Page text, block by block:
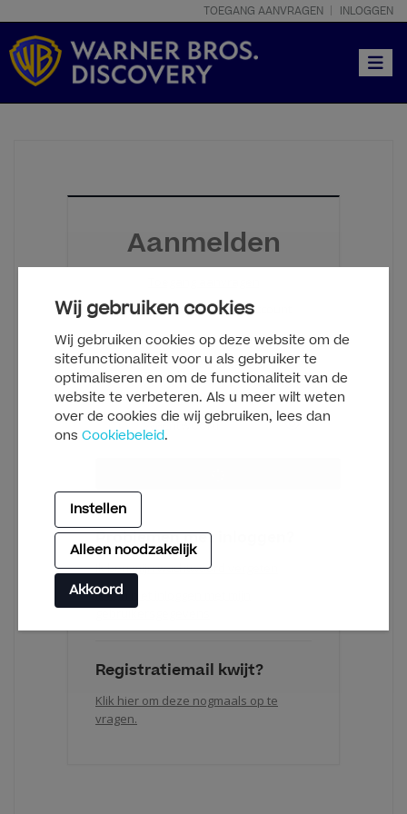
Wij gebruiken cookies
Wij gebruiken cookies op deze website om de
sitefunctionaliteit voor u als gebruiker te
optimaliseren en om de functionaliteit van de
website te verbeteren. Als u meer wilt weten
over de cookies die wij gebruiken, lees dan
ons Cookiebeleid.
Instellen
Alleen noodzakelijk
Akkoord
TOEGANG AANVRAGEN INLOGGEN
Aanmelden
Log in met je Clipsource-account
Problemen met inloggen?
Ik ben mijn wachtwoord vergeten
Ik kan niet inloggen met mijn
gebruikersgegevens
Registratiemail kwijt?
Klik hier om deze nogmaals op te
vragen.